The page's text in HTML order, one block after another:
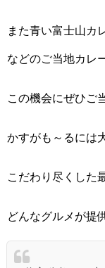
また青い富士山カ
などのご当地カレ
この機会にぜひご
かすがも～るには
こだわり尽くした
どんなグルメが提